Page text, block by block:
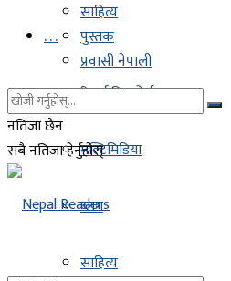
. . .
रिडर्स डिस्कोर्स
मल्टिमिडिया
ब्लग
साहित्य
साहित्य
पुस्तक
प्रवासी नेपाली
नतिजा छैन
सबै नतिजा हेर्नुहोस्